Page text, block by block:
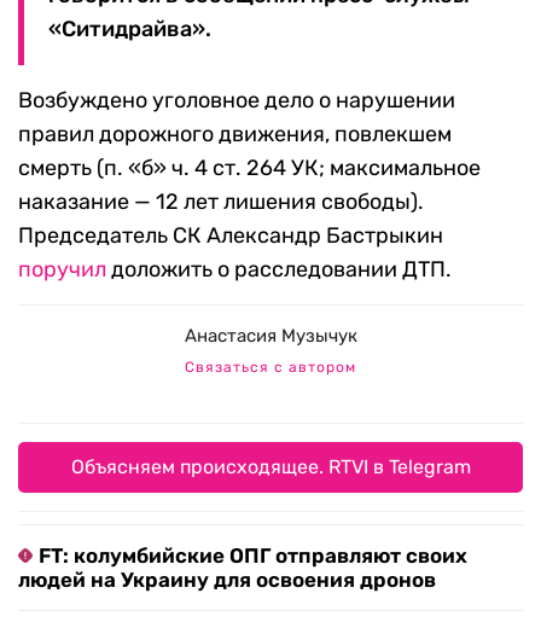
«Ситидрайва».
Возбуждено уголовное дело о нарушении
правил дорожного движения, повлекшем
смерть (п. «б» ч. 4 ст. 264 УК; максимальное
наказание — 12 лет лишения свободы).
Председатель СК Александр Бастрыкин
поручил доложить о расследовании ДТП.
Анастасия Музычук
Связаться с автором
Объясняем происходящее. RTVI в Telegram
FT: колумбийские ОПГ отправляют своих
людей на Украину для освоения дронов